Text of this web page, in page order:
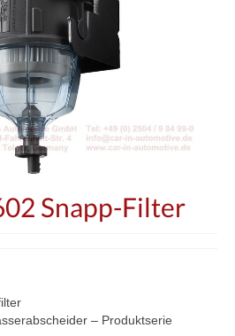
Snapp-Filter
– Produktserie